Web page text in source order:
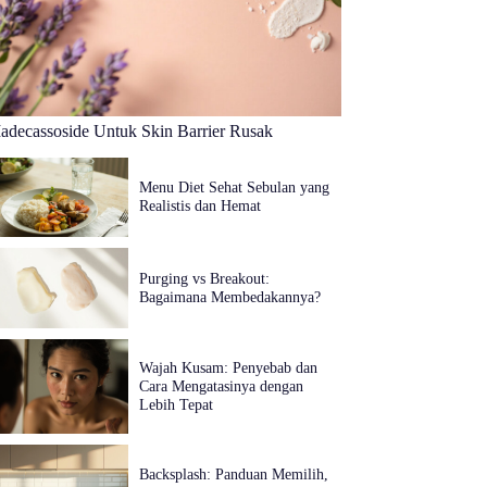
Untuk Skin Barrier Rusak
Menu Diet Sehat Sebulan yang
Realistis dan Hemat
Purging vs Breakout:
Bagaimana Membedakannya?
Wajah Kusam: Penyebab dan
Cara Mengatasinya dengan
Lebih Tepat
Backsplash: Panduan Memilih,